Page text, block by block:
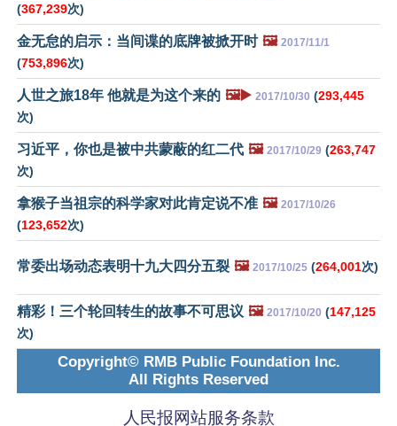
(367,239次)
金无怠的启示：当间谍的底牌被掀开时 🖼️ 2017/11/1
(753,896次)
人世之旅18年 他就是为这个来的 🖼️▶️ 2017/10/30 (293,445
次)
习近平，你也是被中共蒙蔽的红二代 🖼️ 2017/10/29 (263,747
次)
拿猴子当祖宗的科学家对此肯定说不准 🖼️ 2017/10/26
(123,652次)
常委出场动态表明十九大四分五裂 🖼️ 2017/10/25 (264,001次)
精彩！三个轮回转生的故事不可思议 🖼️ 2017/10/20 (147,125
次)
Copyright© RMB Public Foundation Inc.
All Rights Reserved
人民报网站服务条款